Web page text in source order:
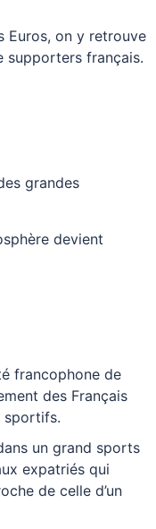
Euros, on y retrouve
supporters français.
grandes
devient
francophone de
des Français
sportifs.
un grand sports
expatriés qui
de celle d’un